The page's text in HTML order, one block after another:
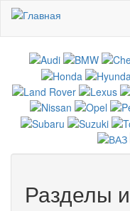
Перейти к основному
Разделы